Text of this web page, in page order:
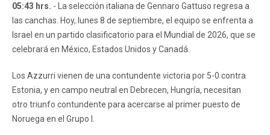
05:43 hrs. - La selección italiana de Gennaro Gattuso regresa a
las canchas. Hoy, lunes 8 de septiembre, el equipo se enfrenta a
Israel en un partido clasificatorio para el Mundial de 2026, que se
celebrará en México, Estados Unidos y Canadá.
Los Azzurri vienen de una contundente victoria por 5-0 contra
Estonia, y en campo neutral en Debrecen, Hungría, necesitan
otro triunfo contundente para acercarse al primer puesto de
Noruega en el Grupo I.